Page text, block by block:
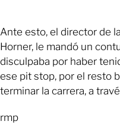
Ante esto, el director de
Horner, le mandó un
disculpaba por haber
ese pit stop, por el resto
terminar la carrera, a
rmp